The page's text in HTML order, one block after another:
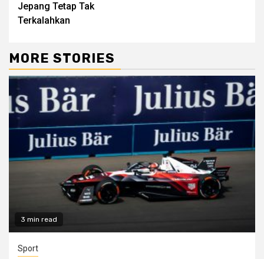
Jepang Tetap Tak
Terkalahkan
MORE STORIES
3 min read
Sport